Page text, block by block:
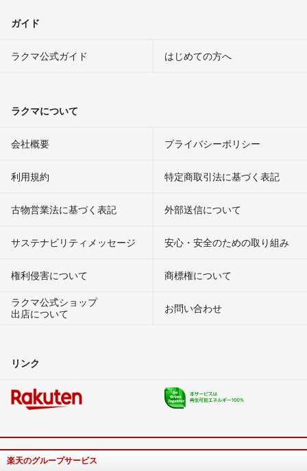
ガイド
ラクマ公式ガイド はじめての方へ
ラクマについて
会社概要 プライバシーポリシー
利用規約 特定商取引法に基づく表記
古物営業法に基づく表記 外部送信について
サステナビリティメッセージ 安心・安全のための取り組み
権利侵害について
商標権について
ラクマ公式ショップ
出店について
お問い合わせ
リンク
楽天のグループサービス